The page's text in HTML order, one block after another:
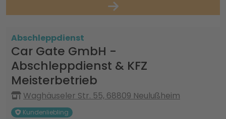
Abschleppdienst
Car Gate GmbH -
Abschleppdienst & KFZ
Meisterbetrieb
Waghäuseler Str. 55, 68809 Neulußheim
Kundenliebling